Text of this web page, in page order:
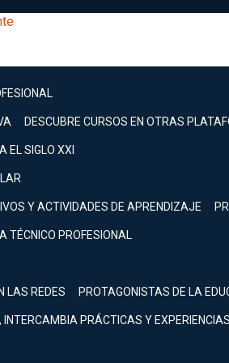
DESCUBRE CURSOS EN OTRAS
EL SIGLO XXI
Y ACTIVIDADES DE APRENDIZAJE
TÉCNICO PROFESIONAL
LAS REDES PROTAGONISTAS DE LA
INTERCAMBIA PRÁCTICAS Y EXPERIENCIAS